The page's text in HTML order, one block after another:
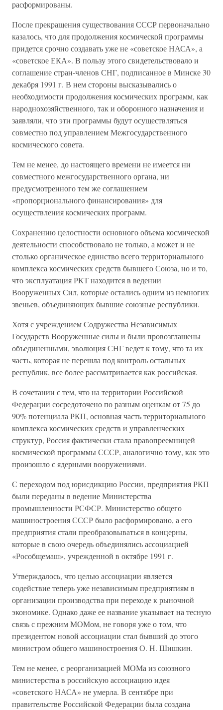
расформированы.
После прекращения существования СССР первоначально
казалось, что для продолжения космической программы
придется срочно создавать уже не «советское НАСА», а
«советское ЕКА». В пользу этого свидетельствовало и
соглашение стран-членов СНГ, подписанное в Минске 30
декабря 1991 г. В нем стороны высказывались о
необходимости продолжения космических программ, как
народнохозяйственного, так и оборонного назначения и
заявляли, что эти программы будут осуществляться
совместно под управлением Межгосударственного
космического совета.
Тем не менее, до настоящего времени не имеется ни
совместного межгосударственного органа, ни
предусмотренного тем же соглашением
«пропорционального финансирования» для
осуществления космических программ.
Сохранению целостности основного объема космической
деятельности способствовало не только, а может и не
столько органическое единство всего территориального
комплекса космических средств бывшего Союза, но и то,
что эксплуатация РКТ находится в ведении
Вооруженных Сил, которые остались одним из немногих
звеньев, объединяющих бывшие союзные республики.
Хотя с учреждением Содружества Независимых
Государств Вооруженные силы и были провозглашены
объединенными, эволюция СНГ ведет к тому, что та их
часть, которая не перешла под контроль остальных
республик, все более рассматривается как российская.
В сочетании с тем, что на территории Российской
Федерации сосредоточено по разным оценкам от 75 до
90% потенциала РКП, основная часть территориального
комплекса космических средств и управленческих
структур, Россия фактически стала правопреемницей
космической программы СССР, аналогично тому, как это
произошло с ядерными вооружениями.
С переходом под юрисдикцию России, предприятия РКП
были переданы в ведение Министерства
промышленности РСФСР. Министерство общего
машиностроения СССР было расформировано, а его
предприятия стали преобразовываться в концерны,
которые в свою очередь объединялись ассоциацией
«Рособщемаш», учрежденной в октябре 1991 г.
Утверждалось, что целью ассоциации является
содействие теперь уже независимым предприятиям в
организации производства при переходе к рыночной
экономике. Однако даже ее название указывает на тесную
связь с прежним МОМом, не говоря уже о том, что
президентом новой ассоциации стал бывший до этого
министром общего машиностроения О. Н. Шишкин.
Тем не менее, с реорганизацией МОМа из союзного
министерства в российскую ассоциацию идея
«советского НАСА» не умерла. В сентябре при
правительстве Российской Федерации была создана